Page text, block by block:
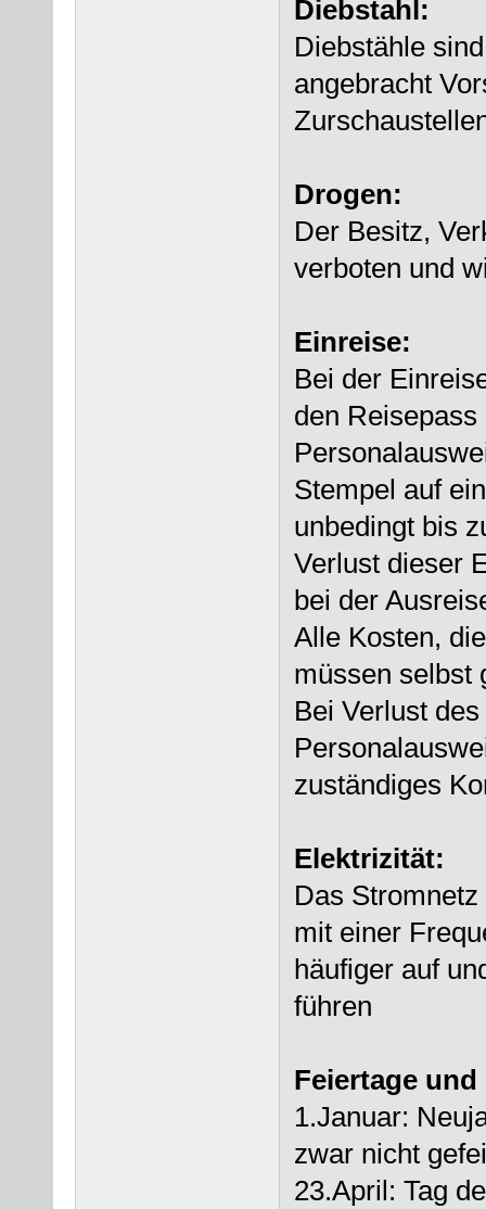
Diebstahl:
Diebstähle
angebracht
Drogen:
Der Besitz,
verboten und
Einreise:
Bei der
den
Stempel auf
unbedingt bis
Verlust dieser
bei der
Alle Kosten,
müssen selbst
Bei Verlust
zuständiges
Elektrizität:
Das
mit einer
häufiger auf
führen
Feiertage und
1.Januar:
zwar nicht
23.April: Tag